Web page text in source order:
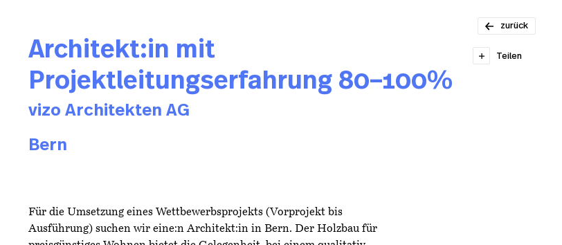
zurück
BEI SMARCH 80-
Architekt:in mit
Projektleitungserfahrung 80–100%
vizo Architekten AG
Bern
Für die Umsetzung eines Wettbewerbsprojekts (Vorprojekt bis
Ausführung) suchen wir eine:n Architekt:in in Bern. Der Holzbau für
Teilen